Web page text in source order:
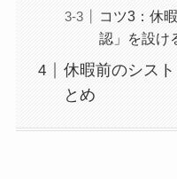
コツ3：休
認」を設け
休暇前のシス
とめ